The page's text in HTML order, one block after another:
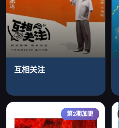
互相关注
第2期加更